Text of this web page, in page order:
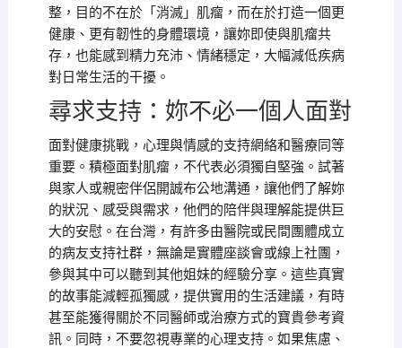
整，目的不在於「消滅」肌瘤，而在於打造一個更
健康、更有韌性的身體環境，讓妳即使與肌瘤共
存，也能感到精力充沛、情緒穩定，大幅減低疾病
對日常生活的干擾。
尋求支持：妳不必一個人面對
面對健康挑戰，心理與情感的支持網絡和醫療同等
重要。積極面對肌瘤，不代表必須獨自堅強。試著
與家人或親密伴侶開誠布公地溝通，讓他們了解妳
的狀況、感受與需求，他們的陪伴與理解能提供巨
大的安慰。在台灣，有許多由醫院或民間團體成立
的病友支持社群，無論是實體座談會或線上社團，
參與其中可以聽到其他姐妹的經驗分享。這些真實
的故事能減輕孤獨感，提供實用的生活建議，有時
甚至能獲得關於不同醫師或治療方式的寶貴參考資
訊。同時，不要忽視專業的心理支持。如果焦慮、